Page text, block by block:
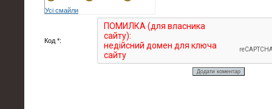
Усі смайли
Код *: